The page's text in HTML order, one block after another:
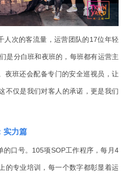
人次的客流量，运营团队的17位年轻
是分白班和夜班的，每班都有运营主
夜班还会配备专门的安全巡视员，让
不仅是我们对客人的承诺，更是我们
实力篇
的口号。105项SOP工作程序，每月4
的专业培训，每一个数字都彰显着运